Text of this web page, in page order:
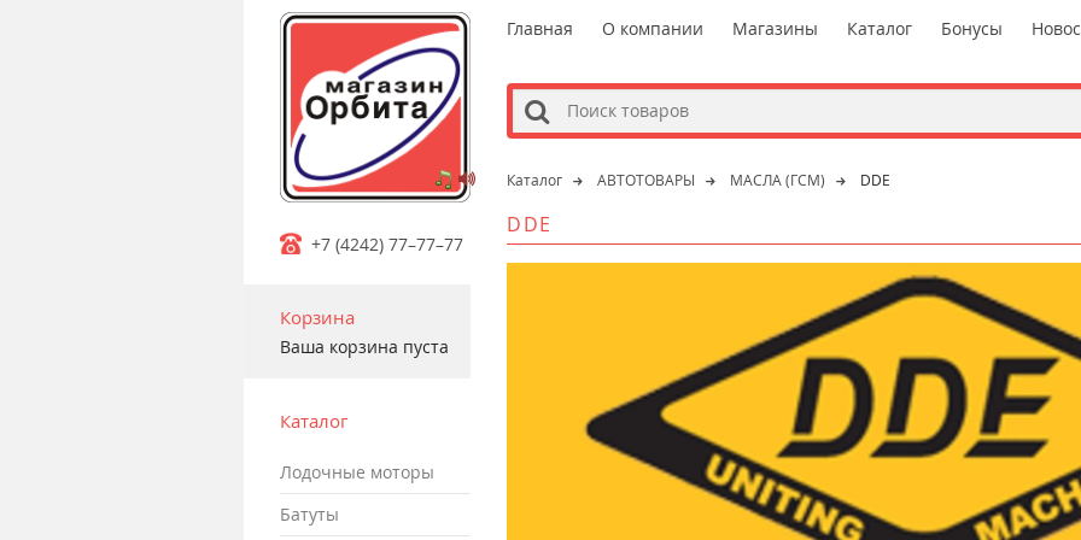
m
+7 (4242) 77–77–77
Корзина
Ваша корзина пуста
Каталог
лодочные моторы
батуты
Главная О компании Магазины Каталог Бонусы
s
Каталог АВТОТОВАРЫ МАСЛА (ГСМ) DDE
DDE